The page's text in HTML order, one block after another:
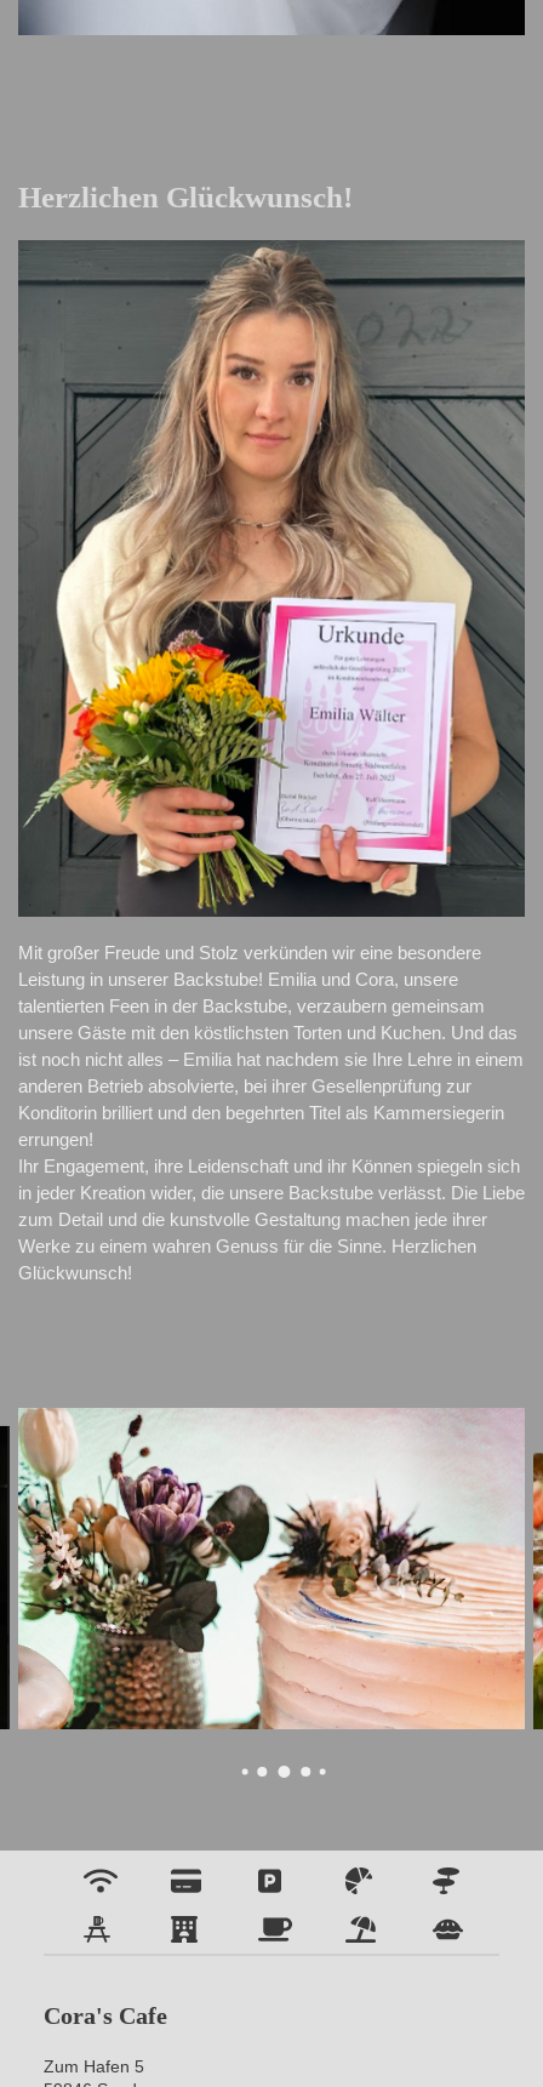
Herzlichen Glückwunsch!
Mit großer Freude und Stolz verkünden wir eine besondere
Leistung in unserer Backstube! Emilia und Cora, unsere
talentierten Feen in der Backstube, verzaubern gemeinsam
unsere Gäste mit den köstlichsten Torten und Kuchen. Und das
ist noch nicht alles – Emilia hat nachdem sie Ihre Lehre in einem
anderen Betrieb absolvierte, bei ihrer Gesellenprüfung zur
Konditorin brilliert und den begehrten Titel als Kammersiegerin
errungen!
Ihr Engagement, ihre Leidenschaft und ihr Können spiegeln sich
in jeder Kreation wider, die unsere Backstube verlässt. Die Liebe
zum Detail und die kunstvolle Gestaltung machen jede ihrer
Werke zu einem wahren Genuss für die Sinne. Herzlichen
Glückwunsch!
Cora's Cafe
Zum Hafen 5